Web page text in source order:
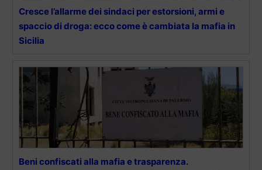
Cresce l’allarme dei sindaci per estorsioni, armi e
spaccio di droga: ecco come è cambiata la mafia in
Sicilia
Beni confiscati alla mafia e trasparenza.